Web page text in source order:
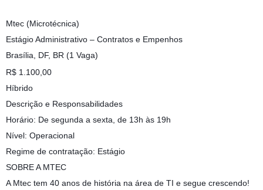
Mtec (Microtécnica)
Estágio Administrativo – Contratos e Empenhos
Brasília, DF, BR (1 Vaga)
R$ 1.100,00
Híbrido
Descrição e Responsabilidades
Horário: De segunda a sexta, de 13h às 19h
Nível: Operacional
Regime de contratação: Estágio
SOBRE A MTEC
A Mtec tem 40 anos de história na área de TI e segue crescendo!